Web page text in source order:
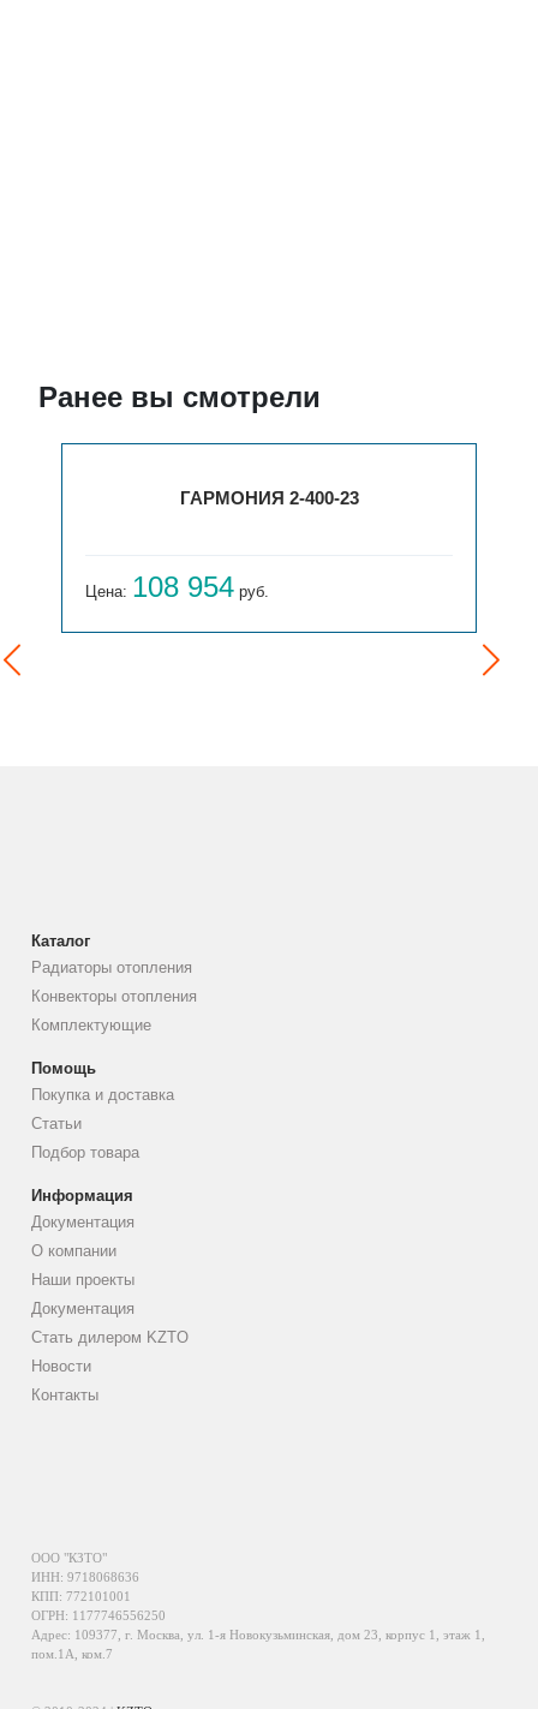
Ранее вы смотрели
ГАРМОНИЯ 2-400-23
Цена: 108 954 руб.
Каталог
Радиаторы отопления
Конвекторы отопления
Комплектующие
Помощь
Покупка и доставка
Статьи
Подбор товара
Информация
Документация
О компании
Наши проекты
Документация
Стать дилером KZTO
Новости
Контакты
ООО "КЗТО"
ИНН: 9718068636
КПП: 772101001
ОГРН: 1177746556250
Адрес: 109377, г. Москва, ул. 1-я Новокузьминская, дом 23, корпус 1, этаж 1,
пом.1А, ком.7